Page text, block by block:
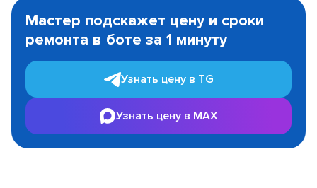
1
Мастер подскажет цену и сроки
ремонта в боте за 1 минуту
Узнать цену в TG
Узнать цену в MAX